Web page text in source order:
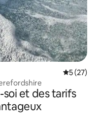
5 (27)
et des tarifs